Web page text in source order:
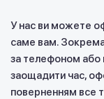
У нас ви можете
саме вам.
за телефоном або
заощадити час,
поверненням все